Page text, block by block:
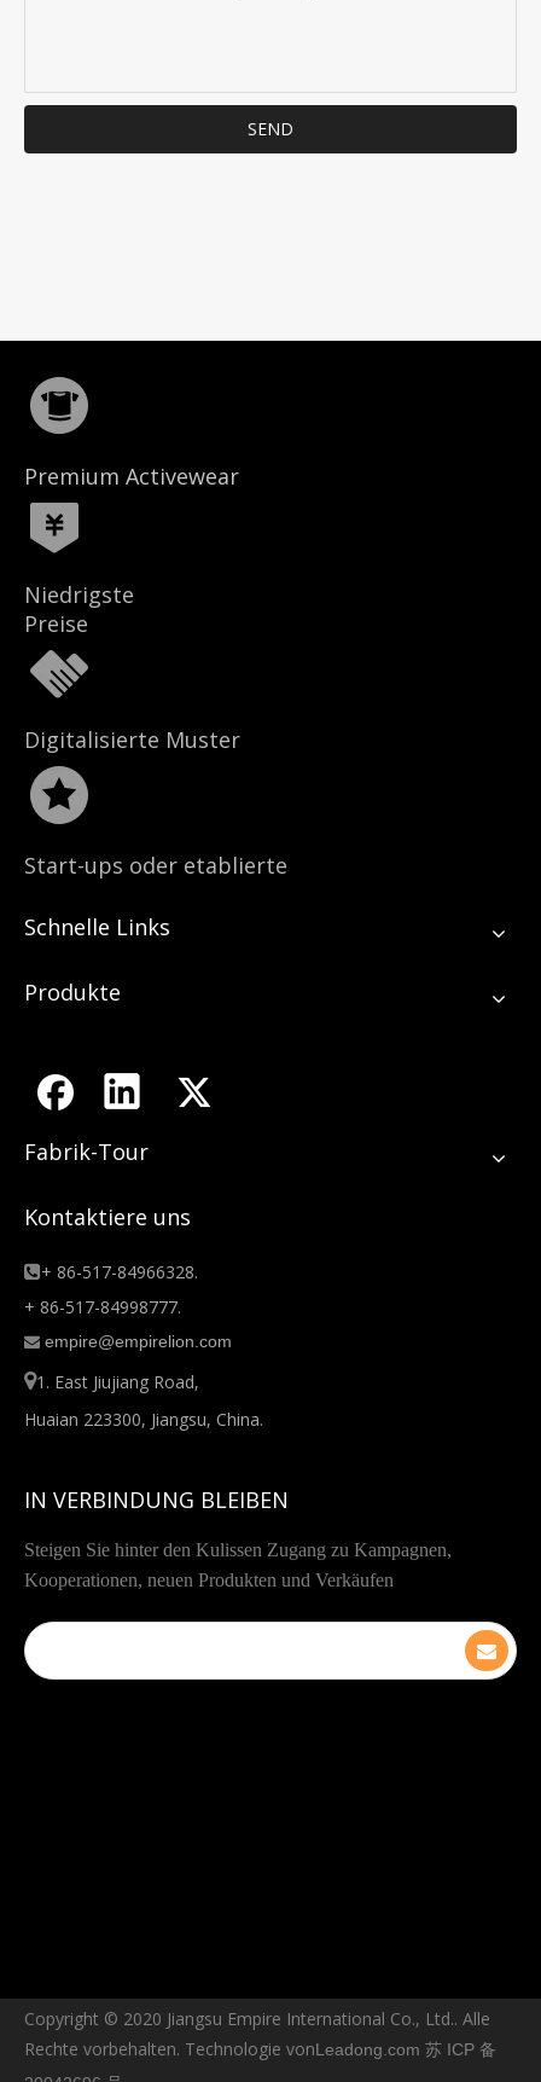
SEND
Premium Activewear
Niedrigste
Preise
Digitalisierte Muster
Start-ups oder etablierte
Schnelle Links
Produkte
Fabrik-Tour
Kontaktiere uns
+ 86-517-84966328.
+ 86-517-84998777.
 empire@empirelion.com
1. East Jiujiang Road,
Huaian 223300, Jiangsu, China.
IN VERBINDUNG BLEIBEN
Steigen Sie hinter den Kulissen Zugang zu Kampagnen,
Kooperationen, neuen Produkten und Verkäufen
Copyright © ️2020 Jiangsu Empire International Co., Ltd.. Alle
Rechte vorbehalten. Technologie vonLeadong.com 苏 ICP 备